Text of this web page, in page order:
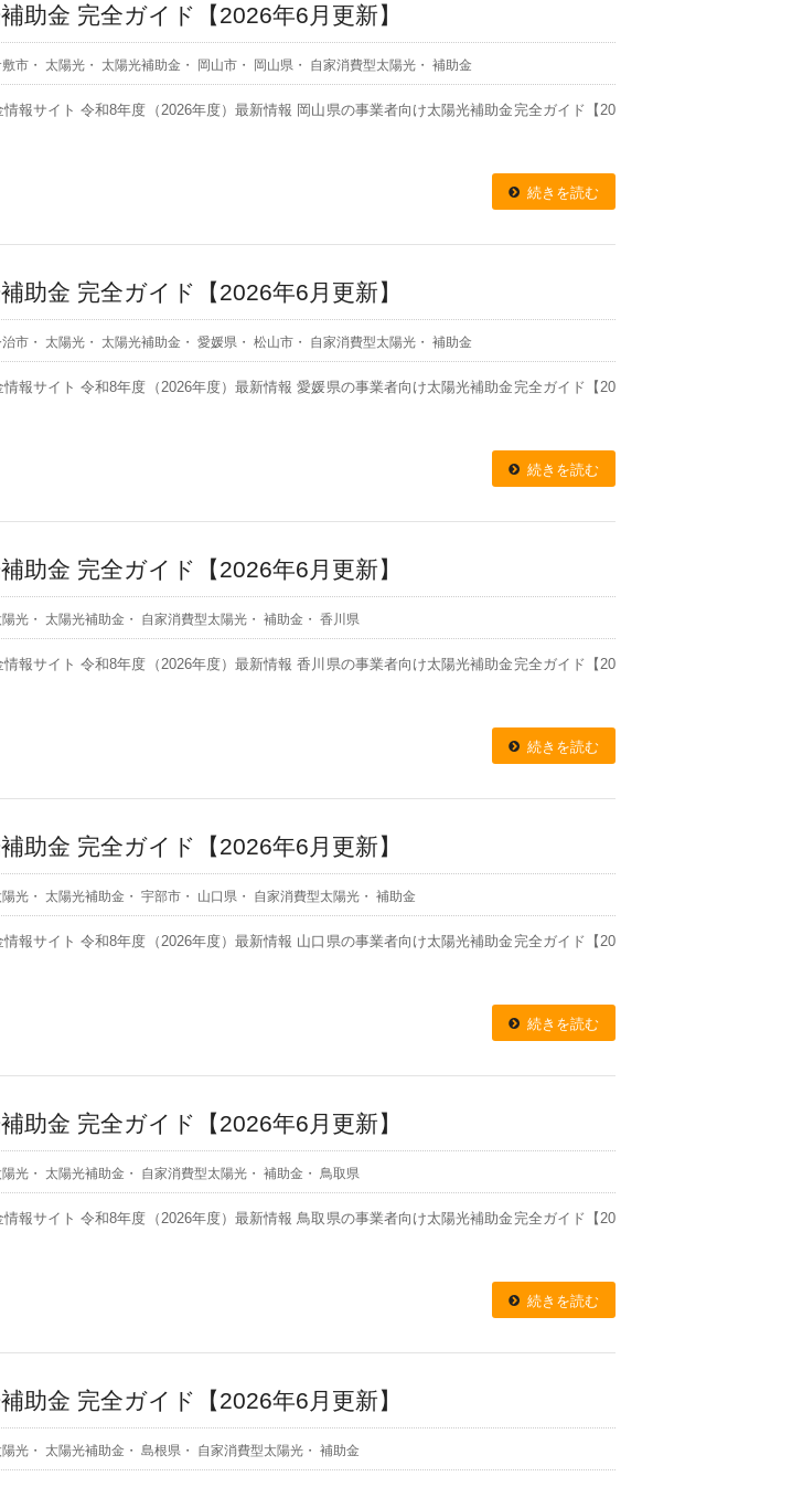
助金 完全ガイド【2026年6月更新】
市 ・ 太陽光 ・ 太陽光補助金 ・ 岡山市 ・ 岡山県 ・ 自家消費型太陽光 ・補助金
報サイト 令和8年度（2026年度）最新情報 岡山県の事業者向け太陽光補助金完全ガイド【20
続きを読む
助金 完全ガイド【2026年6月更新】
市 ・ 太陽光 ・ 太陽光補助金 ・愛媛県 ・松山市 ・ 自家消費型太陽光 ・補助金
報サイト 令和8年度（2026年度）最新情報 愛媛県の事業者向け太陽光補助金完全ガイド【20
続きを読む
助金 完全ガイド【2026年6月更新】
陽光 ・ 太陽光補助金 ・ 自家消費型太陽光 ・補助金 ・香川県
報サイト 令和8年度（2026年度）最新情報 香川県の事業者向け太陽光補助金完全ガイド【20
続きを読む
助金 完全ガイド【2026年6月更新】
陽光 ・ 太陽光補助金 ・宇部市 ・ 山口県 ・ 自家消費型太陽光 ・補助金
報サイト 令和8年度（2026年度）最新情報 山口県の事業者向け太陽光補助金完全ガイド【20
続きを読む
助金 完全ガイド【2026年6月更新】
陽光 ・ 太陽光補助金 ・ 自家消費型太陽光 ・補助金 ・ 鳥取県
報サイト 令和8年度（2026年度）最新情報 鳥取県の事業者向け太陽光補助金完全ガイド【20
続きを読む
助金 完全ガイド【2026年6月更新】
陽光 ・ 太陽光補助金 ・島根県 ・ 自家消費型太陽光 ・補助金